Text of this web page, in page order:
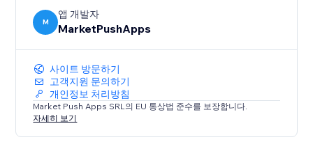
M
앱 개발자
MarketPushApps
사이트 방문하기
고객지원 문의하기
개인정보 처리방침
Market Push Apps SRL의 EU 통상법 준수를 보장합니다.
자세히 보기